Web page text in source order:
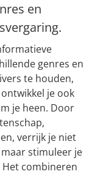
en
genres en
te houden,
je ook
je heen. Door
verrijk je niet
stimuleer je
combineren